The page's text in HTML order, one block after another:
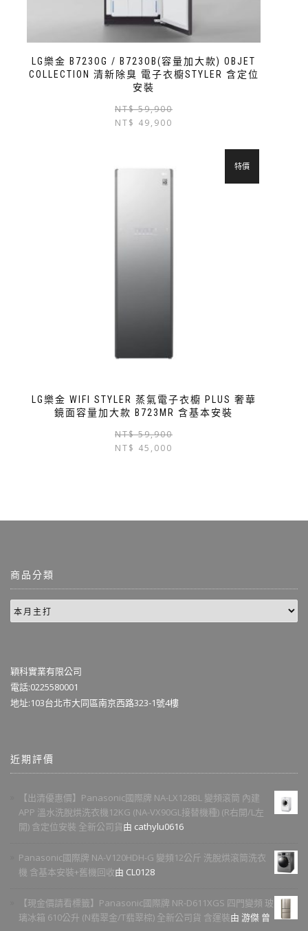
LG樂金 B723OG / B723OB(容量加大款) OBJET
COLLECTION 清新除臭 電子衣櫥STYLER 含定位
安裝
NT$59,900
NT$ 49,900
LG樂金 WIFI STYLER 蒸氣電子衣櫥 PLUS 奢華
鏡面容量加大款 B723MR 含基本安裝
特價
NT$59,900
NT$ 45,000
商品分類
穎科實業有限公司
電話:0225580001
地址:103台北市大同區南京西路323-1號4樓
近期評價
【出清優惠價】Panasonic國際牌 NA-LX128BL 變頻滾筒 內建
APP 溫水洗脫烘洗衣機12KG (NA-VX90GL接替機種) (R右開/L左
開) 含定位安裝 全新公司貨由 cathylu0616
Panasonic國際牌 NA-V120HDH-G 變頻12公斤 洗脫烘滾筒洗衣
機 含基本安裝+舊機回收由 CL0128
【現金價請看標籤】Panasonic國際牌 NR-D611XGS 四門變頻 玻
璃冰箱 610公升 (N翡翠金/T翡翠棕) 全新公司貨 含運裝由 游傑 曾